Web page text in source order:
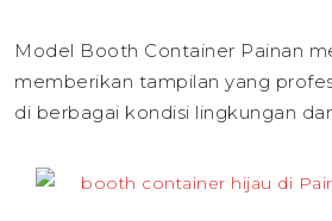
Model Booth Container Painan
memberikan tampilan yang
di berbagai kondisi lingkungan